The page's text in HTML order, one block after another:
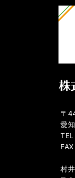
〒
愛
村